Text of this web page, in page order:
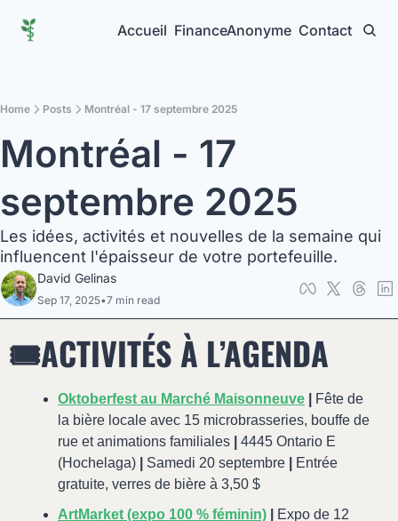
Accueil FinanceAnonyme Contact
Home Posts Montréal - 17 septembre 2025
Montréal - 17
septembre 2025
Les idées, activités et nouvelles de la semaine qui
influencent l'épaisseur de votre portefeuille.
David Gelinas
Sep 17, 2025•7 min read
🎟️ACTIVITÉS À L’AGENDA
Oktoberfest au Marché Maisonneuve
Fête de
la bière locale avec 15 microbrasseries, bouffe de
rue et animations familiales
4445 Ontario E
(Hochelaga)
Samedi 20 septembre
Entrée
gratuite, verres de bière à 3,50 $
ArtMarket (expo 100 % féminin)
Expo de 12